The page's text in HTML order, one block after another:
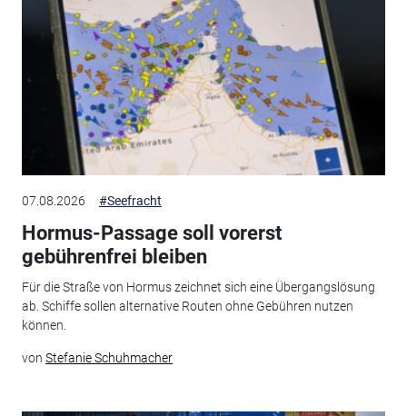
07.08.2026 #Seefracht
Hormus-Passage soll vorerst
gebührenfrei bleiben
Für die Straße von Hormus zeichnet sich eine Übergangslösung
ab. Schiffe sollen alternative Routen ohne Gebühren nutzen
können.
von Stefanie Schuhmacher